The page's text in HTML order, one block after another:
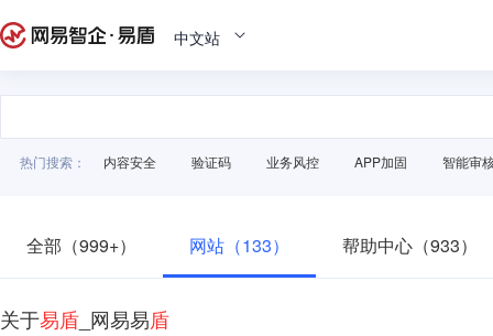
中文站
热门搜索： 内容安全 验证码 业务风控 APP加固 智能审
全部（999+） 网站（133） 帮助中心（933）
关于易盾 _网易易盾